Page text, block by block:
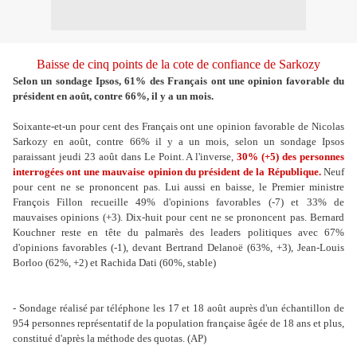
Baisse de cinq points de la cote de confiance de Sarkozy
Selon un sondage Ipsos, 61% des Français ont une opinion favorable du
président en août, contre 66%, il y a un mois.
Soixante-et-un pour cent des Français ont une opinion favorable de Nicolas
Sarkozy en août, contre 66% il y a un mois, selon un sondage Ipsos
paraissant jeudi 23 août dans Le Point. A l'inverse,30% (+5) des personnes
interrogées ont une mauvaise opinion du président de la République.Neuf
pour cent ne se prononcent pas. Lui aussi en baisse, le Premier ministre
François Fillon recueille 49% d'opinions favorables (-7) et 33% de
mauvaises opinions (+3). Dix-huit pour cent ne se prononcent pas. Bernard
Kouchner reste en tête du palmarès des leaders politiques avec 67%
d'opinions favorables (-1), devant Bertrand Delanoë (63%, +3), Jean-Louis
Borloo (62%, +2) et Rachida Dati (60%, stable)
- Sondage réalisé par téléphone les 17 et 18 août auprès d'un échantillon de
954 personnes représentatif de la population française âgée de 18 ans et plus,
constitué d'après la méthode des quotas. (AP)